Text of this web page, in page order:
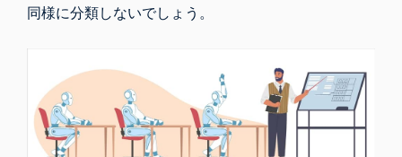
同様に分類しないでしょう。